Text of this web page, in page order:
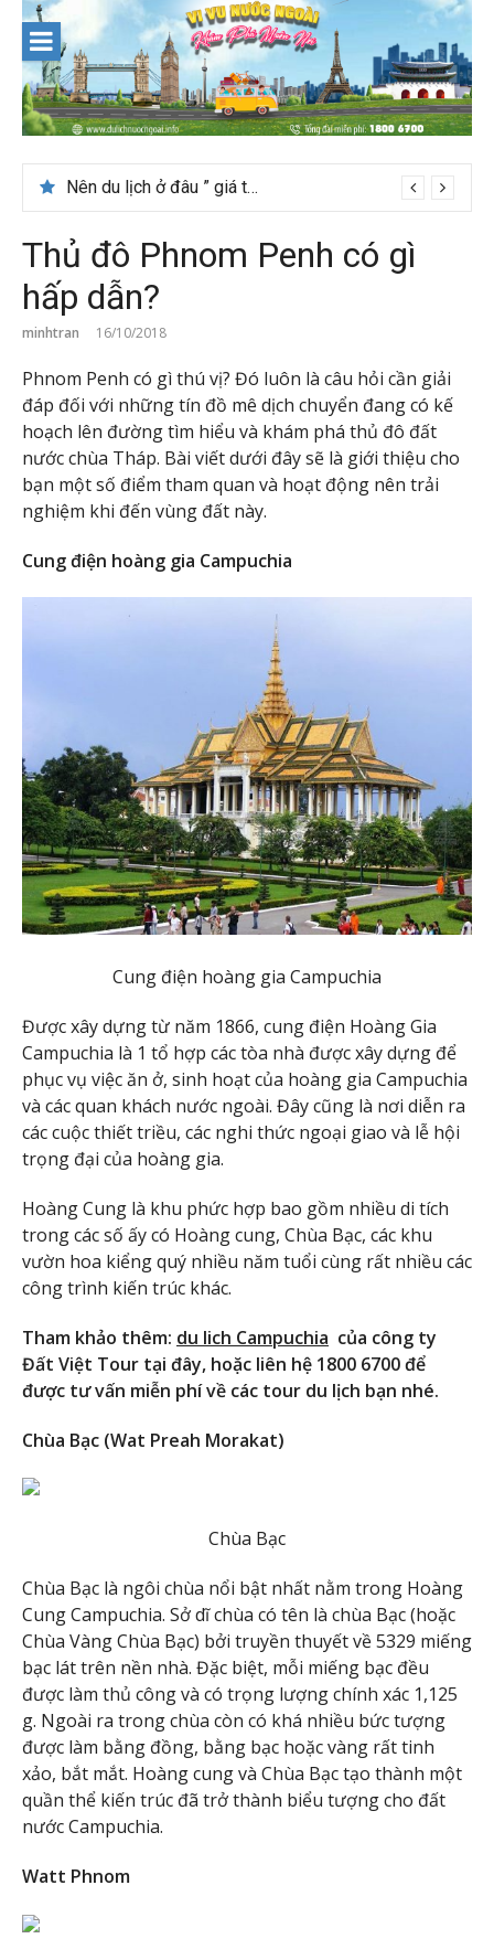
content
Nên du lịch ở đâu ” giá tốt” dịp lễ quốc khánh 2/9
Thủ đô Phnom Penh có gì
hấp dẫn?
minhtran 16/10/2018
Phnom Penh có gì thú vị? Đó luôn là câu hỏi cần giải
đáp đối với những tín đồ mê dịch chuyển đang có kế
hoạch lên đường tìm hiểu và khám phá thủ đô đất
nước chùa Tháp. Bài viết dưới đây sẽ là giới thiệu cho
bạn một số điểm tham quan và hoạt động nên trải
nghiệm khi đến vùng đất này.
Cung điện hoàng gia Campuchia
Cung điện hoàng gia Campuchia
Được xây dựng từ năm 1866, cung điện Hoàng Gia
Campuchia là 1 tổ hợp các tòa nhà được xây dựng để
phục vụ việc ăn ở, sinh hoạt của hoàng gia Campuchia
và các quan khách nước ngoài. Đây cũng là nơi diễn ra
các cuộc thiết triều, các nghi thức ngoại giao và lễ hội
trọng đại của hoàng gia.
Hoàng Cung là khu phức hợp bao gồm nhiều di tích
trong các số ấy có Hoàng cung, Chùa Bạc, các khu
vườn hoa kiểng quý nhiều năm tuổi cùng rất nhiều các
công trình kiến trúc khác.
Tham khảo thêm: du lich Campuchia của công ty
Đất Việt Tour tại đây, hoặc liên hệ 1800 6700 để
được tư vấn miễn phí về các tour du lịch bạn nhé.
Chùa Bạc (Wat Preah Morakat)
Chùa Bạc
Chùa Bạc là ngôi chùa nổi bật nhất nằm trong Hoàng
Cung Campuchia. Sở dĩ chùa có tên là chùa Bạc (hoặc
Chùa Vàng Chùa Bạc) bởi truyền thuyết về 5329 miếng
bạc lát trên nền nhà. Đặc biệt, mỗi miếng bạc đều
được làm thủ công và có trọng lượng chính xác 1,125
g. Ngoài ra trong chùa còn có khá nhiều bức tượng
được làm bằng đồng, bằng bạc hoặc vàng rất tinh
xảo, bắt mắt. Hoàng cung và Chùa Bạc tạo thành một
quần thể kiến trúc đã trở thành biểu tượng cho đất
nước Campuchia.
Watt Phnom